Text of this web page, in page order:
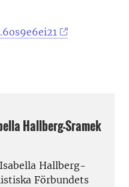
Hallberg-Sramek
Hallberg-
Förbundets